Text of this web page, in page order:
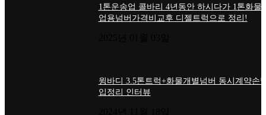
1톤운송업 콜바리 4년동안 하시다가 1톤화물
업용넘버가격비교후 디젤트럭으로 정리!
윙바디 3.5톤트럭+화물개별넘버 동시계약손
입정리 인터뷰